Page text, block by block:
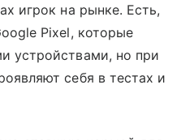
игрок на рынке. Есть,
Pixel, которые
устройствами, но при
себя в тестах и